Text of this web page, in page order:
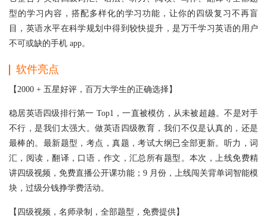
型的学习内容，搭配多样化的学习功能，让你的四级复习不再盲
目，英语水平在科学规划中得到较快提升，是万千学习英语的用户
不可或缺的手机 app。
软件亮点
【2000 + 五星好评，百万大学生的正确选择】
稳居英语四级排行第一 Top1，一直被模仿，从未被超越。不是对手
不行，是我们太强大。做英语四级教育，我们不仅是认真的，还是
最棒的。最新题型，考点，真题，考试大纲已全部更新。听力，词
汇，阅读，翻译，口语，作文，汇总所有题型。本次，上线免费精
讲四级视频，免费直播公开课功能；9 月份，上线闯关背单词智能模
块，过级分钱挣学费活动。
【四级视频，名师录制，全部题型，免费提供】